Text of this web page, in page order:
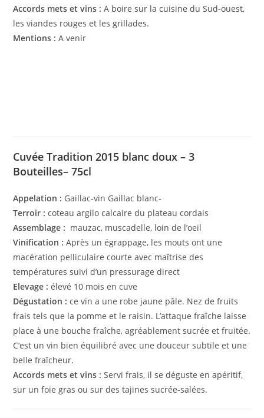
Accords mets et vins : A boire sur la cuisine du Sud-ouest,
les viandes rouges et les grillades.
Mentions : A venir
Cuvée Tradition 2015 blanc doux – 3
Bouteilles– 75cl
Appelation : Gaillac-vin Gaillac blanc-
Terroir : coteau argilo calcaire du plateau cordais
Assemblage : mauzac, muscadelle, loin de l’oeil
Vinification : Après un égrappage, les mouts ont une
macération pelliculaire courte avec maîtrise des
températures suivi d’un pressurage direct
Elevage : élevé 10 mois en cuve
Dégustation : ce vin a une robe jaune pâle. Nez de fruits
frais tels que la pomme et le raisin. L’attaque fraîche laisse
place à une bouche fraîche, agréablement sucrée et fruitée.
C’est un vin bien équilibré avec une douceur subtile et une
belle fraîcheur.
Accords mets et vins : Servi frais, il se déguste en apéritif,
sur un foie gras ou sur des tajines sucrée-salées.